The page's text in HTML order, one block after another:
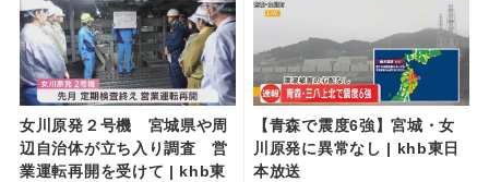
女川原発２号機 宮城県や周
辺自治体が立ち入り調査 営
業運転再開を受けて | khb東
【青森で震度6強】宮城・女
川原発に異常なし | khb東日
本放送